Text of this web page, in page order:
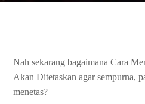
Nah sekarang bagaimana Cara
Akan Ditetaskan agar sempurna,
menetas?